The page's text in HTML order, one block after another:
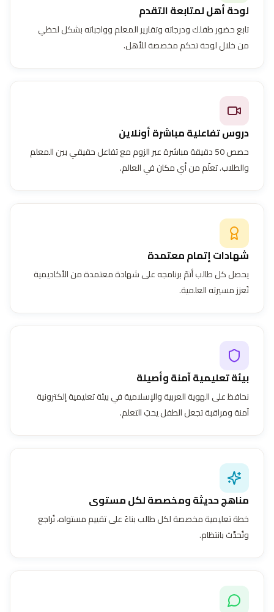
لوحة أهل لمتابعة التقدم
تابع حضور طفلك ودرجاته وتقارير المعلم وواجباته بشكل لحظي
من خلال لوحة تحكم مخصصة للأهل.
دروس تفاعلية مباشرة أونلاين
حصص 50 دقيقة مباشرة عبر الزوم مع تفاعل حقيقي بين المعلم
والطلاب. تعلّم من أي مكان في العالم.
شهادات إتمام معتمدة
يحصل كل طالب أتمّ برنامجه على شهادة معتمدة من الأكاديمية
تُعزز مسيرته العلمية.
بيئة تعليمية آمنة وأصيلة
نحافظ على الهوية العربية والإسلامية في بيئة تعليمية إلكترونية
آمنة ومراقبة تجعل الطفل يحبّ التعلم.
مناهج حديثة ومخصصة لكل مستوى
خطة تعليمية مخصصة لكل طالب بناءً على تقييم مستواه، تُراجع
وتُحدَّث بانتظام.